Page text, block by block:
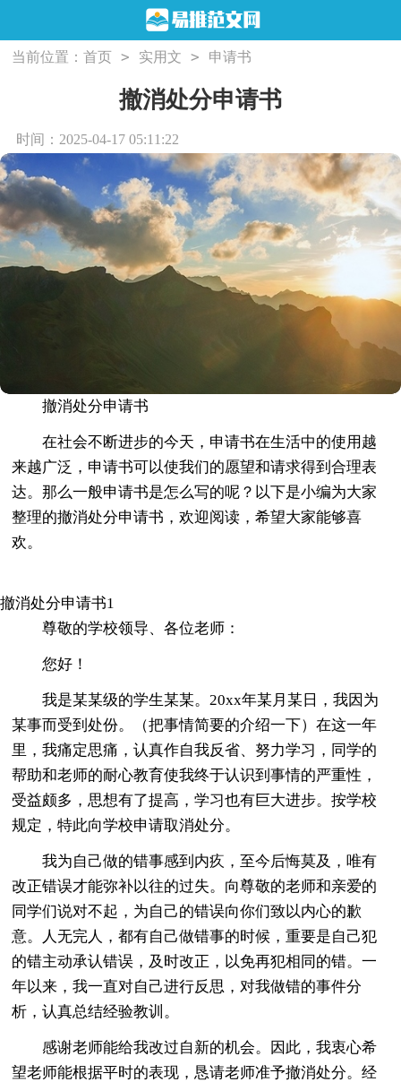
当前位置：首页 > 实用文 > 申请书
撤消处分申请书
时间：2025-04-17 05:11:22
撤消处分申请书
在社会不断进步的今天，申请书在生活中的使用越
来越广泛，申请书可以使我们的愿望和请求得到合理表
达。那么一般申请书是怎么写的呢？以下是小编为大家
整理的撤消处分申请书，欢迎阅读，希望大家能够喜
欢。
撤消处分申请书1
尊敬的学校领导、各位老师：
您好！
我是某某级的学生某某。20xx年某月某日，我因为
某事而受到处份。（把事情简要的介绍一下）在这一年
里，我痛定思痛，认真作自我反省、努力学习，同学的
帮助和老师的耐心教育使我终于认识到事情的严重性，
受益颇多，思想有了提高，学习也有巨大进步。按学校
规定，特此向学校申请取消处分。
我为自己做的错事感到内疚，至今后悔莫及，唯有
改正错误才能弥补以往的过失。向尊敬的老师和亲爱的
同学们说对不起，为自己的错误向你们致以内心的歉
意。人无完人，都有自己做错事的时候，重要是自己犯
的错主动承认错误，及时改正，以免再犯相同的错。一
年以来，我一直对自己进行反思，对我做错的事件分
析，认真总结经验教训。
感谢老师能给我改过自新的机会。因此，我衷心希
望老师能根据平时的表现，恳请老师准予撤消处分。经